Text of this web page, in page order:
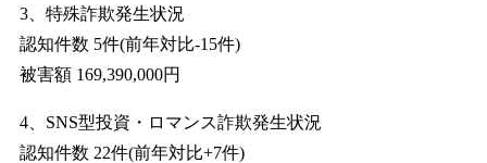
3、特殊詐欺発生状況
認知件数 5件(前年対比-15件)
被害額 169,390,000円
4、SNS型投資・ロマンス詐欺発生状況
認知件数 22件(前年対比+7件)